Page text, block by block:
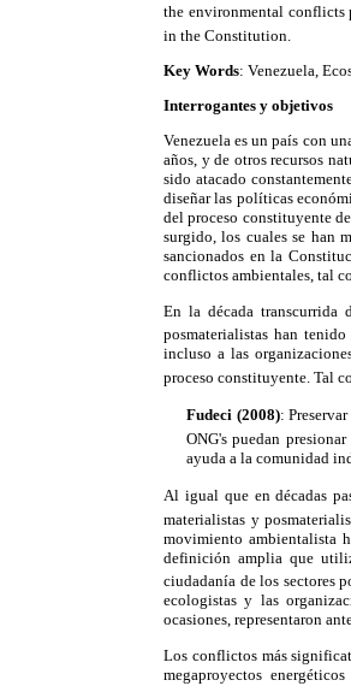
the environmental conflicts
in the Constitution.
Key Words: Venezuela,
Interrogantes y objetivos
Venezuela es un país con
años, y de otros recursos
sido atacado
diseñar las políticas
del proceso constituyente
surgido, los cuales se han
sancionados en la
conflictos ambientales, tal
En la década transcurrida
posmaterialistas han
incluso a las
proceso constituyente. Tal
Fudeci (2008):
ONG's puedan
ayuda a la comunidad
Al igual que en décadas
materialistas y
movimiento ambientalista
definición amplia que
ciudadanía de los sectores
ecologistas y las
ocasiones, representaron
Los conflictos más
megaproyectos